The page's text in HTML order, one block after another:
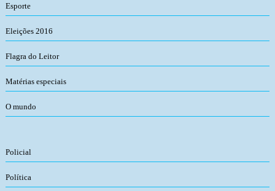
Esporte
Eleições 2016
Flagra do Leitor
Matérias especiais
O mundo
Policial
Política